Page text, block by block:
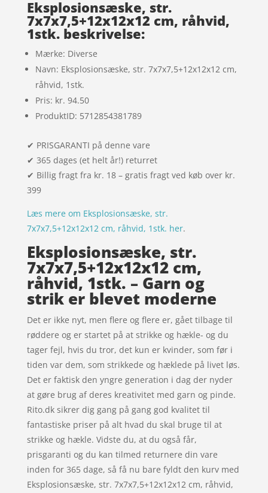
Eksplosionsæske, str.
7x7x7,5+12x12x12 cm, råhvid,
1stk. beskrivelse:
Mærke: Diverse
Navn: Eksplosionsæske, str. 7x7x7,5+12x12x12 cm,
råhvid, 1stk.
Pris: kr. 94.50
ProduktID: 5712854381789
✔ PRISGARANTI på denne vare
✔ 365 dages (et helt år!) returret
✔ Billig fragt fra kr. 18 – gratis fragt ved køb over kr.
399
Læs mere om Eksplosionsæske, str.
7x7x7,5+12x12x12 cm, råhvid, 1stk. her.
Eksplosionsæske, str.
7x7x7,5+12x12x12 cm,
råhvid, 1stk. – Garn og
strik er blevet moderne
Det er ikke nyt, men flere og flere er, gået tilbage til
røddere og er startet på at strikke og hækle- og du
tager fejl, hvis du tror, det kun er kvinder, som før i
tiden var dem, som strikkede og hæklede på livet løs.
Det er faktisk den yngre generation i dag der nyder
at gøre brug af deres kreativitet med garn og pinde.
Rito.dk sikrer dig gang på gang god kvalitet til
fantastiske priser på alt hvad du skal bruge til at
strikke og hækle. Vidste du, at du også får,
prisgaranti og du kan tilmed returnere din vare
inden for 365 dage, så få nu bare fyldt den kurv med
Eksplosionsæske, str. 7x7x7,5+12x12x12 cm, råhvid,